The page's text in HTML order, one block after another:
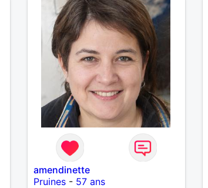
indépendant... Se rencontrer,
être à l’écoute, échanger avec
une personne de confiance,
pour une vie de partage, de
tendresse. Les voyages et où
randonnées en France ou à
l'étranger à deux en dehors des
sentiers battus me raviraient. Je
m'engage à répondre à votre
message. Au plaisir de vous lire.
amendinette
Pruines- 57 ans